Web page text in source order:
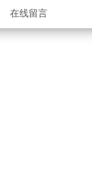
在线留言